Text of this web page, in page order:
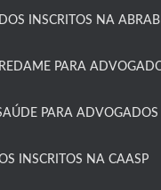
INSCRITOS NA
PARA
PARA
INSCRITOS NA CAASP​